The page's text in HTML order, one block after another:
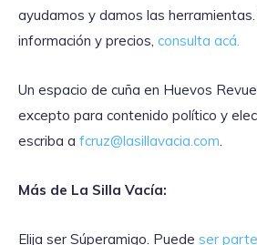
ayudamos y damos las
información y precios, consulta acá.
Un espacio de cuña en Huevos
excepto para contenido político y
escriba a fcruz@lasillavacia.com.
Más de La Silla Vacía:
Elija ser Súperamigo. Puede ser